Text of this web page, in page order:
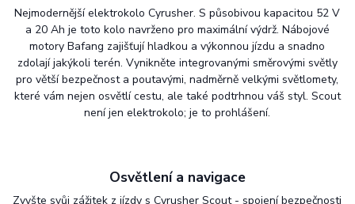
Nejmodernější elektrokolo Cyrusher. S působivou kapacitou 52 V
a 20 Ah je toto kolo navrženo pro maximální výdrž. Nábojové
motory Bafang zajišťují hladkou a výkonnou jízdu a snadno
zdolají jakýkoli terén. Vynikněte integrovanými směrovými světly
pro větší bezpečnost a poutavými, nadměrně velkými světlomety,
které vám nejen osvětlí cestu, ale také podtrhnou váš styl. Scout
není jen elektrokolo; je to prohlášení.
Osvětlení a navigace
Zvyšte svůj zážitek z jízdy s Cyrusher Scout - spojení bezpečnosti